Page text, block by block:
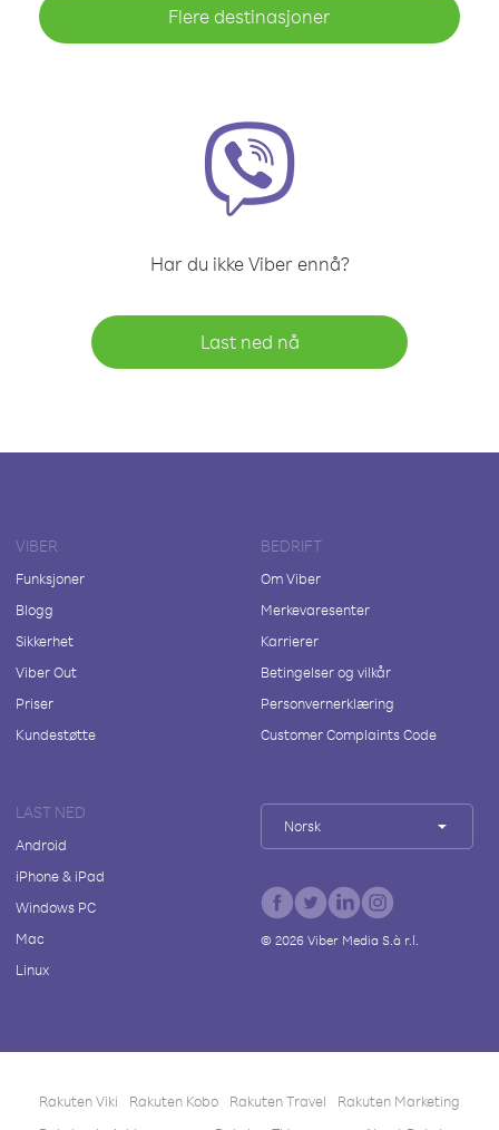
Flere destinasjoner
Har du ikke Viber ennå?
Last ned nå
VIBER
Funksjoner
Blogg
Sikkerhet
Viber Out
Priser
Kundestøtte
BEDRIFT
Om Viber
Merkevaresenter
Karrierer
Betingelser og vilkår
Personvernerklæring
Customer Complaints Code
LAST NED
Android
iPhone & iPad
Windows PC
Mac
Linux
Norsk
© 2026Viber Media S.à r.l.
Rakuten Viki Rakuten Kobo Rakuten Travel
Rakuten Marketing